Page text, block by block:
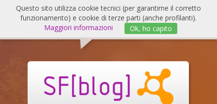
Salta
contenuto
Questo sito utilizza cookie tecnici (per garantirne il corretto
funzionamento) e cookie di terze parti (anche profilanti).
Maggiori informazioni
Ok, ho capito